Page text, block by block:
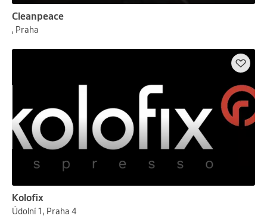
Cleanpeace
, Praha
Kolofix
Údolní 1, Praha 4